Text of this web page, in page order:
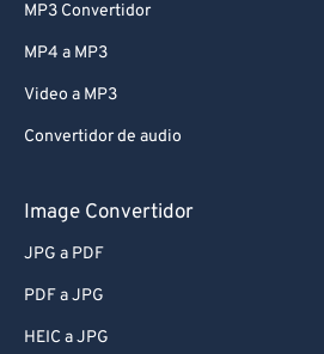
MP3 Convertidor
MP4 a MP3
Video a MP3
Convertidor de audio
Image Convertidor
JPG a PDF
PDF a JPG
HEIC a JPG